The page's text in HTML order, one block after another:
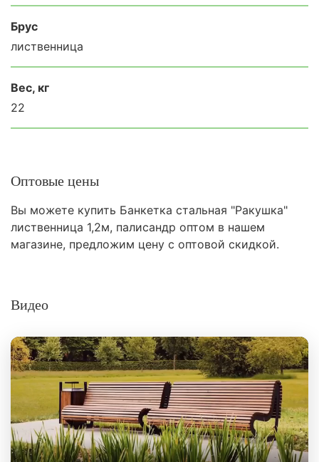
Брус
лиственница
Вес, кг
22
Оптовые цены
Вы можете купить Банкетка стальная "Ракушка"
лиственница 1,2м, палисандр оптом в нашем
магазине, предложим цену с оптовой скидкой.
Видео